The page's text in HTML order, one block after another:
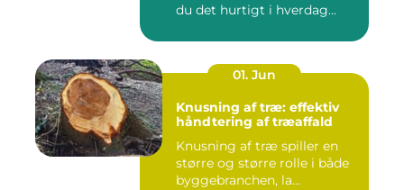
du det hurtigt i hverdag...
01. Jun
Knusning af træ: effektiv
håndtering af træaffald
Knusning af træ spiller en
større og større rolle i både
byggebranchen, la...